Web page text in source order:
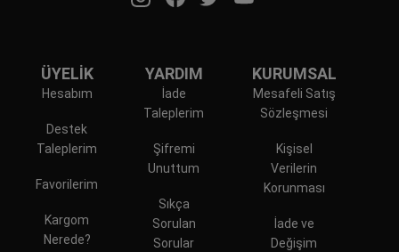
ÜYELİK
Hesabım
Destek
Taleplerim
Favorilerim
Kargom
Nerede?
YARDIM
İade
Taleplerim
Şifremi
Unuttum
Sıkça
Sorulan
Sorular
KURUMSAL
Mesafeli Satış
Sözleşmesi
Kişisel
Verilerin
Korunması
İade ve
Değişim